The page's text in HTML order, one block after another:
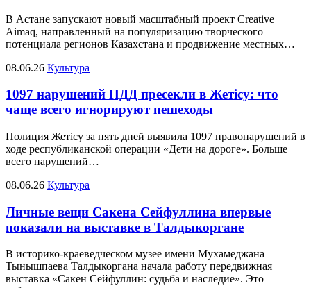
В Астане запускают новый масштабный проект Creative
Aimaq, направленный на популяризацию творческого
потенциала регионов Казахстана и продвижение местных…
08.06.26 Культура
1097 нарушений ПДД пресекли в Жетісу: что
чаще всего игнорируют пешеходы
Полиция Жетісу за пять дней выявила 1097 правонарушений в
ходе республиканской операции «Дети на дороге». Больше
всего нарушений…
08.06.26 Культура
Личные вещи Сакена Сейфуллина впервые
показали на выставке в Талдыкоргане
В историко-краеведческом музее имени Мухамеджана
Тынышпаева Талдыкоргана начала работу передвижная
выставка «Сакен Сейфуллин: судьба и наследие». Это